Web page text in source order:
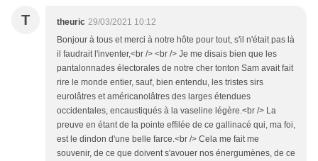
T theuric 29/03/2021 10:12
Bonjour à tous et merci à notre hôte pour tout, s'il n'était pas là
il faudrait l'inventer,<br /> <br /> Je me disais bien que les
pantalonnades électorales de notre cher tonton Sam avait fait
rire le monde entier, sauf, bien entendu, les tristes sirs
eurolâtres et américanolâtres des larges étendues
occidentales, encaustiqués à la vaseline légère.<br /> La
preuve en étant de la pointe effilée de ce gallinacé qui, ma foi,
est le dindon d'une belle farce.<br /> Cela me fait me
souvenir, de ce que doivent s'avouer nos énergumènes, de ce